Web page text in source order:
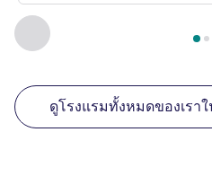
ก่อนหน้า - สถานประกอบกา
หน้า1 , สถานประกอบก
ดูโรงแรมทั้งหมดของเรา